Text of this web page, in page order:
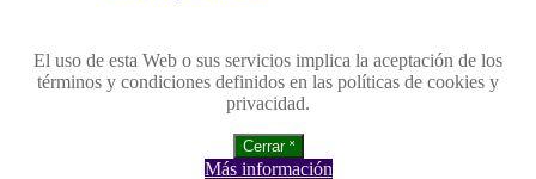
El uso de esta Web o sus servicios implica la aceptación de los
términos y condiciones definidos en las políticas de cookies y
privacidad.
Cerrar ˟
Más información